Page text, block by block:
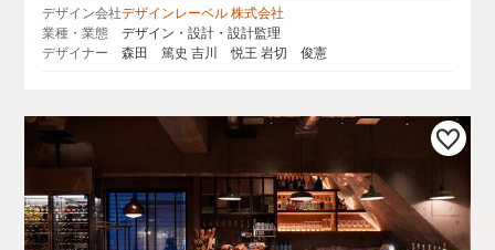
デザイン会社デザインレーベル 株式会社
業種・業態
デザイン・設計・設計監理
デザイナー
森田 篤史 吉川 悦王 岩切 俊憲